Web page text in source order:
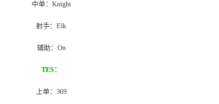
中单：Knight
射手：Elk
辅助：On
TES：
上单：369